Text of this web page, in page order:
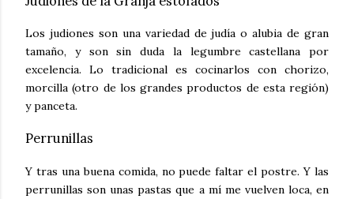
Los judiones son una variedad de judía o alubia de gran
tamaño, y son sin duda la legumbre castellana por
excelencia. Lo tradicional es cocinarlos con chorizo,
morcilla (otro de los grandes productos de esta región)
y panceta.
Perrunillas
Y tras una buena comida, no puede faltar el postre. Y las
perrunillas son unas pastas que a mí me vuelven loca, en